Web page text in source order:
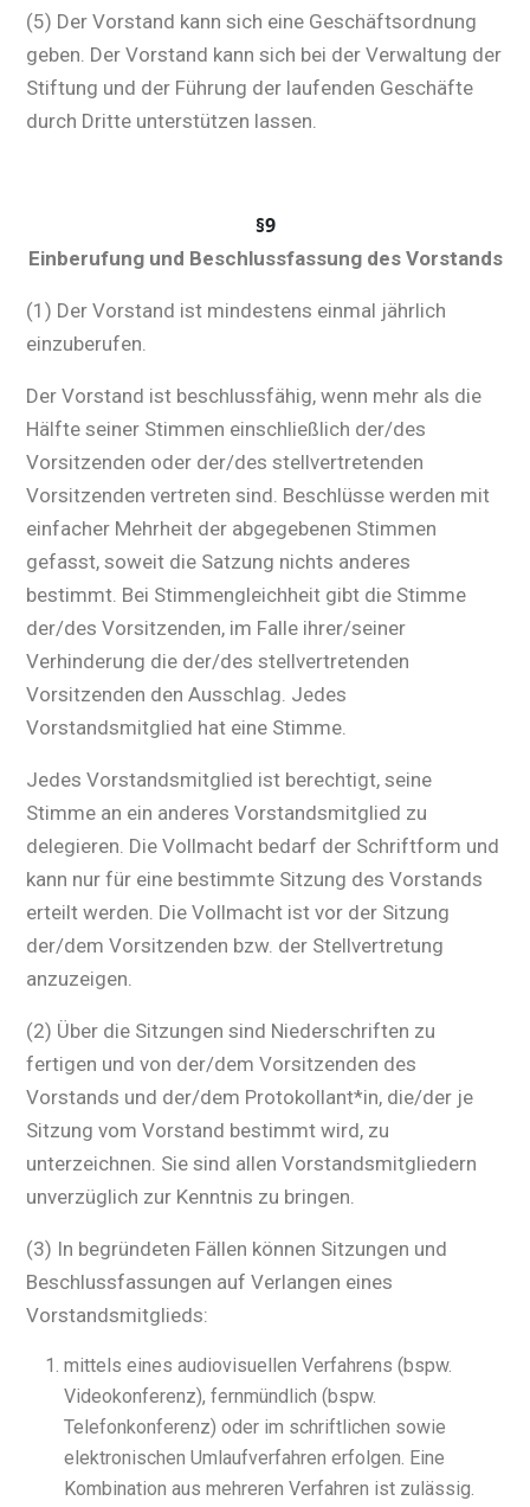
(5) Der Vorstand kann sich eine Geschäftsordnung
geben. Der Vorstand kann sich bei der Verwaltung der
Stiftung und der Führung der laufenden Geschäfte
durch Dritte unterstützen lassen.
§9
Einberufung und Beschlussfassung des Vorstands
(1) Der Vorstand ist mindestens einmal jährlich
einzuberufen.
Der Vorstand ist beschlussfähig, wenn mehr als die
Hälfte seiner Stimmen einschließlich der/des
Vorsitzenden oder der/des stellvertretenden
Vorsitzenden vertreten sind. Beschlüsse werden mit
einfacher Mehrheit der abgegebenen Stimmen
gefasst, soweit die Satzung nichts anderes
bestimmt. Bei Stimmengleichheit gibt die Stimme
der/des Vorsitzenden, im Falle ihrer/seiner
Verhinderung die der/des stellvertretenden
Vorsitzenden den Ausschlag. Jedes
Vorstandsmitglied hat eine Stimme.
Jedes Vorstandsmitglied ist berechtigt, seine
Stimme an ein anderes Vorstandsmitglied zu
delegieren. Die Vollmacht bedarf der Schriftform und
kann nur für eine bestimmte Sitzung des Vorstands
erteilt werden. Die Vollmacht ist vor der Sitzung
der/dem Vorsitzenden bzw. der Stellvertretung
anzuzeigen.
(2) Über die Sitzungen sind Niederschriften zu
fertigen und von der/dem Vorsitzenden des
Vorstands und der/dem Protokollant*in, die/der je
Sitzung vom Vorstand bestimmt wird, zu
unterzeichnen. Sie sind allen Vorstandsmitgliedern
unverzüglich zur Kenntnis zu bringen.
(3) In begründeten Fällen können Sitzungen und
Beschlussfassungen auf Verlangen eines
Vorstandsmitglieds:
mittels eines audiovisuellen Verfahrens (bspw.
Videokonferenz), fernmündlich (bspw.
Telefonkonferenz) oder im schriftlichen sowie
elektronischen Umlaufverfahren erfolgen. Eine
Kombination aus mehreren Verfahren ist zulässig.